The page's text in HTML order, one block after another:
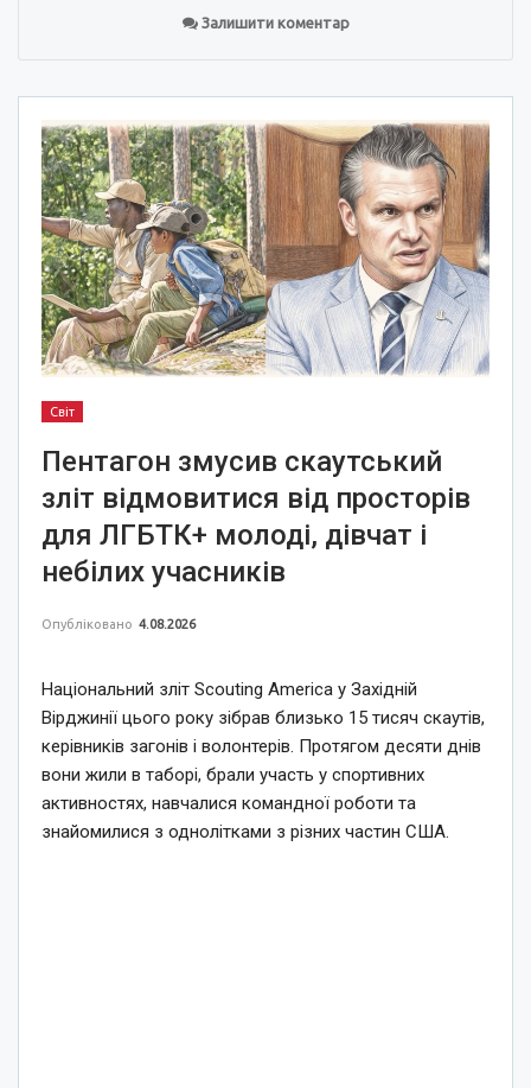
Залишити коментар
Світ
Пентагон змусив скаутський
зліт відмовитися від просторів
для ЛГБТК+ молоді, дівчат і
небілих учасників
Опубліковано 4.08.2026
Національний зліт Scouting America у Західній
Вірджинії цього року зібрав близько 15 тисяч скаутів,
керівників загонів і волонтерів. Протягом десяти днів
вони жили в таборі, брали участь у спортивних
активностях, навчалися командної роботи та
знайомилися з однолітками з різних частин США.